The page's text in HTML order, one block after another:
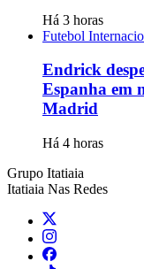
Há 3 horas
Futebol
Endrick
Espanha em
Madrid
Há 4 horas
Grupo Itatiaia
Itatiaia Nas Redes